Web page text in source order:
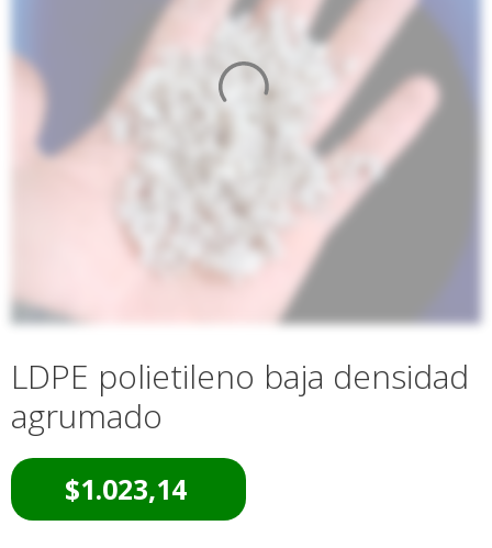
LDPE polietileno baja densidad
agrumado
$1.023,14